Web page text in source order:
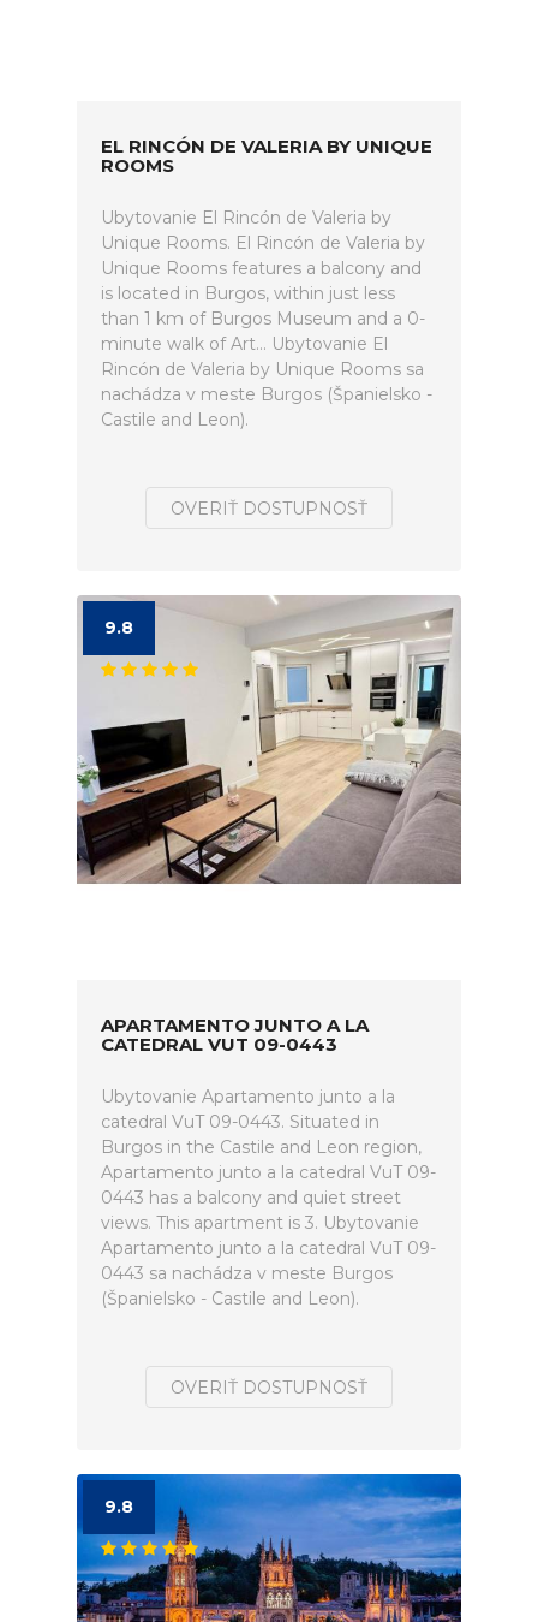
EL RINCÓN DE VALERIA BY UNIQUE
ROOMS
Ubytovanie El Rincón de Valeria by
Unique Rooms. El Rincón de Valeria by
Unique Rooms features a balcony and
is located in Burgos, within just less
than 1 km of Burgos Museum and a 0-
minute walk of Art... Ubytovanie El
Rincón de Valeria by Unique Rooms sa
nachádza v meste Burgos (Španielsko -
Castile and Leon).
OVERIŤ DOSTUPNOSŤ
9.8
APARTAMENTO JUNTO A LA
CATEDRAL VUT 09-0443
Ubytovanie Apartamento junto a la
catedral VuT 09-0443. Situated in
Burgos in the Castile and Leon region,
Apartamento junto a la catedral VuT 09-
0443 has a balcony and quiet street
views. This apartment is 3. Ubytovanie
Apartamento junto a la catedral VuT 09-
0443 sa nachádza v meste Burgos
(Španielsko - Castile and Leon).
OVERIŤ DOSTUPNOSŤ
9.8